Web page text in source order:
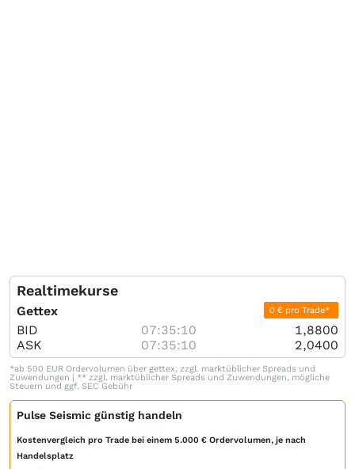
Realtimekurse
Gettex 0 € pro Trade*
BID 07:35:10
1,8800
ASK
07:35:10 2,0400
*ab 500 EUR Ordervolumen über gettex, zzgl. marktüblicher Spreads und
Zuwendungen | ** zzgl. marktüblicher Spreads und Zuwendungen, mögliche
Steuern und ggf. SEC Gebühr
Pulse Seismic günstig handeln
Kostenvergleich pro Trade bei einem 5.000 € Ordervolumen, je nach
Handelsplatz